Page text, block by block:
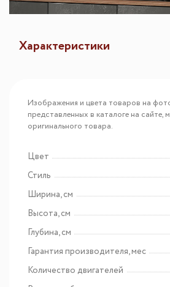
Характеристики
Изображения и цвета товаров на
представленных в каталоге на сайте,
оригинального товара.
Цвет
Стиль
Ширина, см
Высота, см
Глубина, см
Гарантия производителя, мес
Количество двигателей